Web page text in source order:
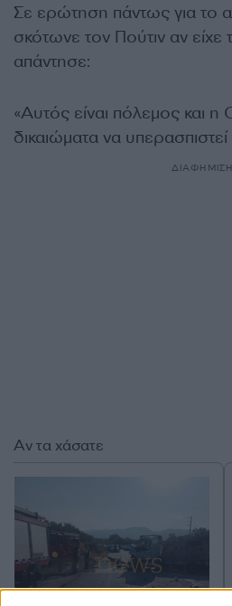
Σε ερώτηση πάντως για το
σκότωνε τον Πούτιν αν είχε
απάντησε:
«Αυτός είναι πόλεμος και η
δικαιώματα να υπερασπιστεί
ΔΙΑΦΗΜΙΣΗ
Αν τα χάσατε